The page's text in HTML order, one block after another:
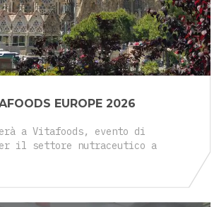
EUROPE 2026
a Vitafoods, evento di
il settore nutraceutico a